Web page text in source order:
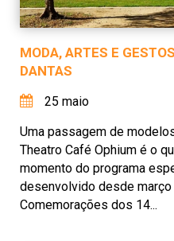
MODA, ARTES E
DANTAS
25 maio
Uma passagem de
Theatro Café Ophium é o
momento do programa
desenvolvido desde
Comemorações dos 14...